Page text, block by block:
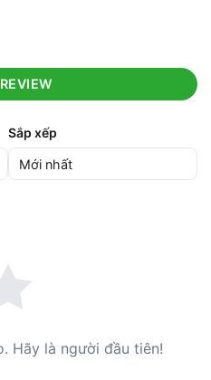
Sắp xếp
Hãy là người đầu tiên!